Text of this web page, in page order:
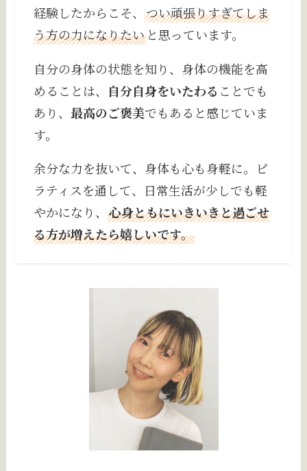
経験したからこそ、つい頑張りすぎてしま
う方の力になりたい と思っています。
自分の身体の状態を知り、身体の機能を高
めることは、
自分自身をいたわる ことでも
あり、 最高のご褒美でもあると感じていま
す。
余分な力を抜いて、身体も心も身軽に。ピ
ラティスを通して、日常生活が少しでも軽
やかになり、心身ともにいきいきと過ごせ
る方が増えたら嬉しいです。